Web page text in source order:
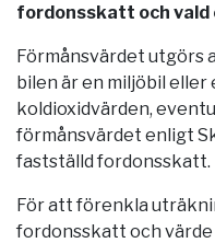
fordonsskatt och
Förmånsvärdet utgörs
bilen är en miljöbil eller
koldioxidvärden,
förmånsvärdet enligt
fastställd fordonsskatt.
För att förenkla
fordonsskatt och